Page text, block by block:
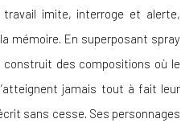
imite, interroge et alerte,
mémoire. En superposant spray
construit des compositions où le
jamais tout à fait leur
sans cesse. Ses personnages